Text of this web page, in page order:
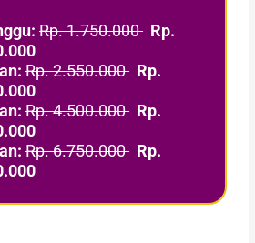
Rp. 1.750.000 Rp.
Rp. 2.550.000 Rp.
Rp. 4.500.000 Rp.
Rp. 6.750.000 Rp.